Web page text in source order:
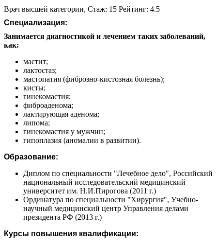
Врач высшей категории, Стаж: 15 Рейтинг: 4.5
Специализация:
Занимается диагностикой и лечением таких заболеваний,
как:
мастит;
лактостаз;
мастопатия (фиброзно-кистозная болезнь);
кисты;
гинекомастия;
фиброаденома;
лактирующая аденома;
липома;
гинекомастия у мужчин;
гипоплазия (аномалии в развитии).
Образование:
Диплом по специальности "Лечебное дело", Российский
национальный исследовательский медицинский
университет им. Н.И.Пирогова (2011 г.)
Ординатура по специальности "Хирургия", Учебно-
научный медицинский центр Управления делами
президента РФ (2013 г.)
Курсы повышения квалификации: